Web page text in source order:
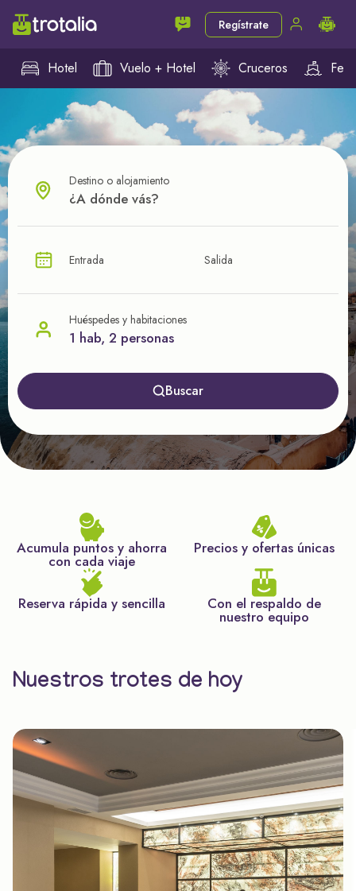
Regístrate
Hotel Vuelo + Hotel Cruceros
¿CUÁL VA A SER TU PRÓXIMO TROTE?
nuestras ofertas
Destino o alojamiento
Entrada Salida
Huéspedes y habitaciones
1 hab, 2 personas
Buscar
Acumula puntos y ahorra
con cada viaje
Precios y ofertas únicas
Reserva rápida y sencilla Con el respaldo de
nuestro equipo
Nuestros trotes de hoy